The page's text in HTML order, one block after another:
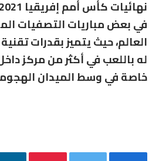
في بعض مباريات التصفيات
العالم، حيث يتميز بقدرات
له باللعب في أكثر من مركز
خاصة في وسط الميدان